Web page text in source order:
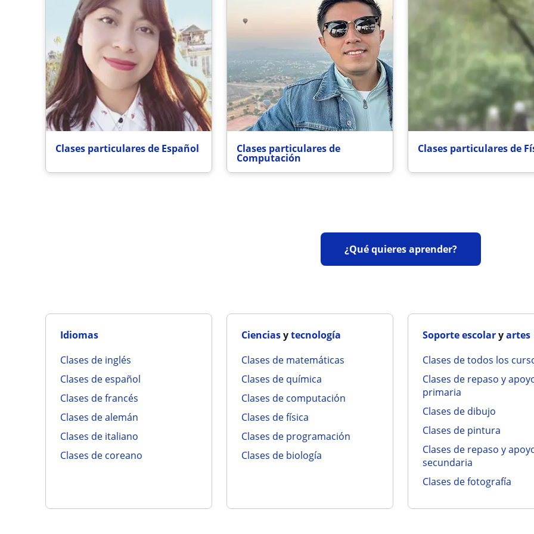
Clases particulares de Español Clases particulares de
Computación
Clases particulares de
¿Qué quieres aprender?
Idiomas
clases de inglés
clases de español
clases de francés
clases de alemán
clases de italiano
clases de coreano
Cienciasytecnología
clases de matemáticas
clases de química
clases de computación
clases de física
clases de programación
clases de biología
Soporte escolaryartes
clases de todos los
clases de repaso y apoyo para
primaria
clases de dibujo
clases de pintura
clases de repaso y apoyo para
secundaria
clases de fotografía